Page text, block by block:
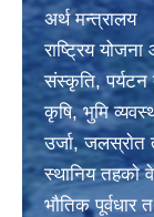
अर्थ मन्त्रालय
राष्ट्रिय
संस्कृति, पर्यटन
कृषि, भुमि
उर्जा, जलस्राेत
स्थानिय तहकाे
भाैतिक पूर्वधार